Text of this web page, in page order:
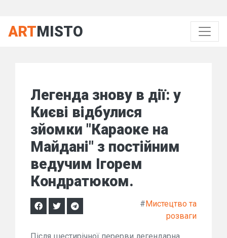
ARTMISTO
Легенда знову в дії: у
Києві відбулися
зйомки "Караоке на
Майдані" з постійним
ведучим Ігорем
Кондратюком.
#Мистецтво та
розваги